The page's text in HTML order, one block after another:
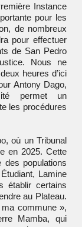
Instance
pour les
de nombreux
pour effectuer
de San Pedro
Nous ne
heures d’ici
Antony Dago,
permet un
les procédures
où un Tribunal
en 2025. Cette
des populations
Lamine
établir certains
au Plateau.
commune »,
Mamba, qui